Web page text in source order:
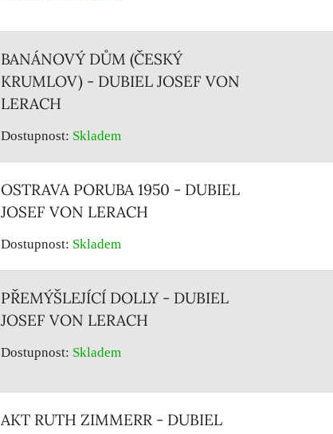
BANÁNOVÝ DŮM (ČESKÝ
KRUMLOV) - DUBIEL JOSEF VON
LERACH
Dostupnost: Skladem
OSTRAVA PORUBA 1950 - DUBIEL
JOSEF VON LERACH
Dostupnost: Skladem
PŘEMÝŠLEJÍCÍ DOLLY - DUBIEL
JOSEF VON LERACH
Dostupnost: Skladem
AKT RUTH ZIMMERR - DUBIEL